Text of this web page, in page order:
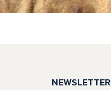
NEWSLETTER